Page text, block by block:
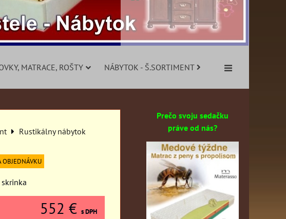
MATRACE, ROŠTY NÁBYTOK - Š.SORTIMENT
Rustikálny nábytok
OBJEDNÁVKU
skrinka
552 € s DPH
Prečo svoju sedačku
práve od nás?